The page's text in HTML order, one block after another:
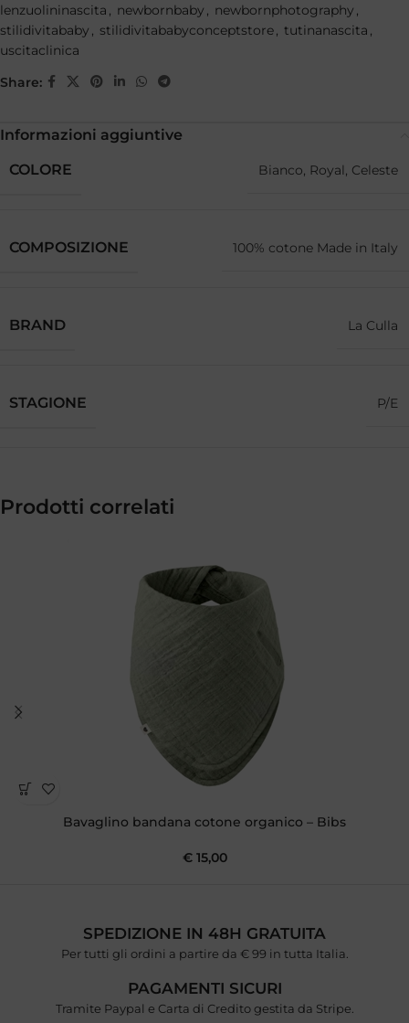
lenzuolininascita , newbornbaby , newbornphotography ,
stilidivitababy , stilidivitababyconceptstore, tutinanascita ,
uscitaclinica
Share:
Informazioni aggiuntive
COLORE
Bianco, Royal, Celeste
COMPOSIZIONE 100% cotone Made in Italy
BRAND La Culla
STAGIONE P/E
Prodotti correlati
Bavaglino bandana cotone organico – Bibs
€15,00
SPEDIZIONE IN 48H GRATUITA
Per tutti gli ordini a partire da € 99 in tutta Italia.
PAGAMENTI SICURI
Tramite Paypal e Carta di Credito gestita da Stripe.